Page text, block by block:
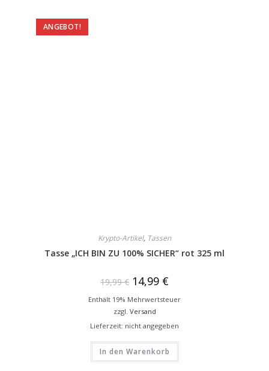
ANGEBOT!
Krypto-Artikel, Tassen
Tasse „ICH BIN ZU 100% SICHER“ rot 325 ml
19,99€ 14,99 €
Enthält 19% Mehrwertsteuer
zzgl. Versand
Lieferzeit: nicht angegeben
In den Warenkorb